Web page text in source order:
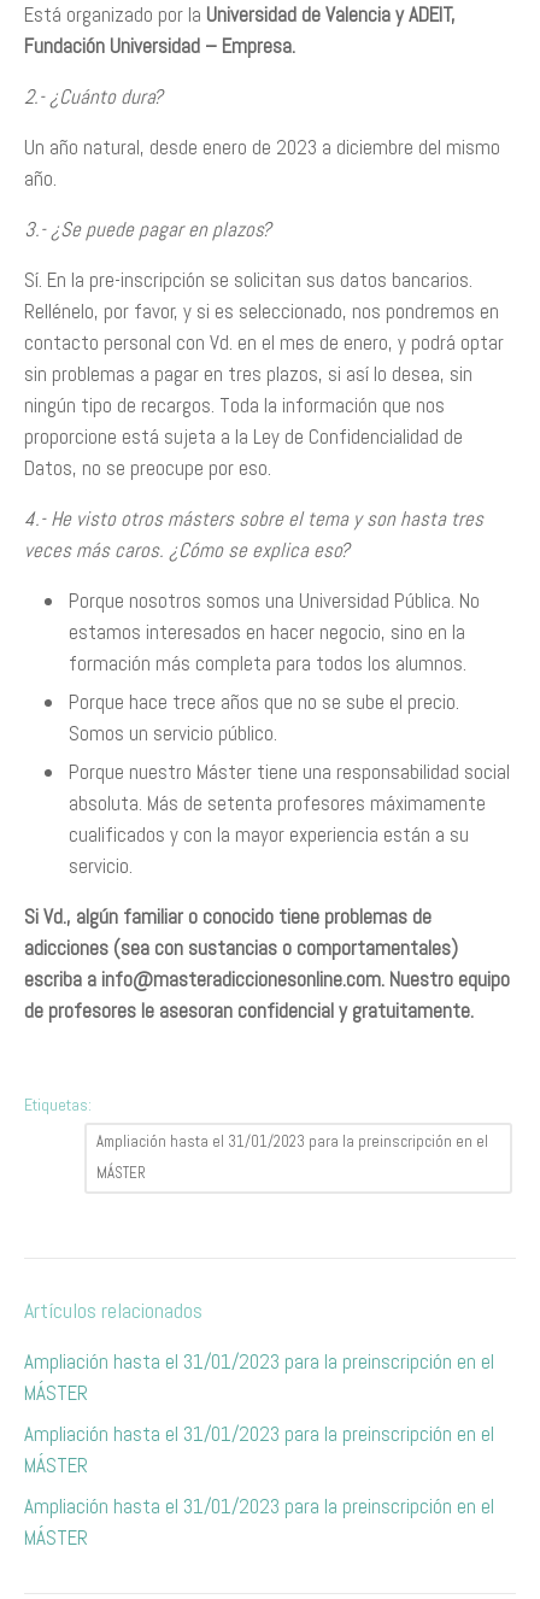
Está organizado por la Universidad de Valencia y ADEIT,
Fundación Universidad – Empresa.
2.- ¿Cuánto dura?
Un año natural, desde enero de 2023 a diciembre del mismo
año.
3.- ¿Se puede pagar en plazos?
Sí. En la pre-inscripción se solicitan sus datos bancarios.
Rellénelo, por favor, y si es seleccionado, nos pondremos en
contacto personal con Vd. en el mes de enero, y podrá optar
sin problemas a pagar en tres plazos, si así lo desea, sin
ningún tipo de recargos. Toda la información que nos
proporcione está sujeta a la Ley de Confidencialidad de
Datos, no se preocupe por eso.
4.- He visto otros másters sobre el tema y son hasta tres
veces más caros. ¿Cómo se explica eso?
Porque nosotros somos una Universidad Pública. No
estamos interesados en hacer negocio, sino en la
formación más completa para todos los alumnos.
Porque hace trece años que no se sube el precio.
Somos un servicio público.
Porque nuestro Máster tiene una responsabilidad social
absoluta. Más de setenta profesores máximamente
cualificados y con la mayor experiencia están a su
servicio.
Si Vd., algún familiar o conocido tiene problemas de
adicciones (sea con sustancias o comportamentales)
escriba a info@masteradiccionesonline.com. Nuestro equipo
de profesores le asesoran confidencial y gratuitamente.
Etiquetas:
Ampliación hasta el 31/01/2023 para la preinscripción en el
MÁSTER
Artículos relacionados
Ampliación hasta el 31/01/2023 para la preinscripción en el
MÁSTER
Ampliación hasta el 31/01/2023 para la preinscripción en el
MÁSTER
Ampliación hasta el 31/01/2023 para la preinscripción en el
MÁSTER